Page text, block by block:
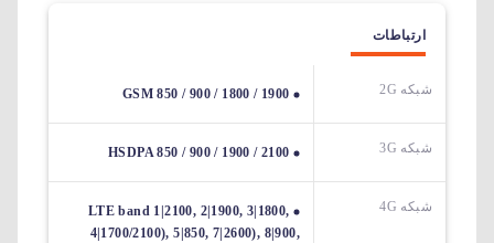
ارتباطات
شبکه 2G GSM 850 / 900 / 1800 / 1900
شبکه 3G HSDPA 850 / 900 / 1900 / 2100
شبکه 4G
LTE band 1|2100, 2|1900, 3|1800,
4|1700/2100), 5|850, 7|2600), 8|900,